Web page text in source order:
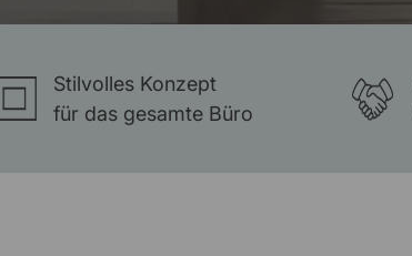
Stilvolles Konzept
für das gesamte Büro